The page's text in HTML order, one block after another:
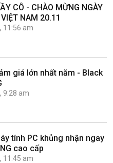
CÔ - CHÀO MỪNG NGÀY
NAM 20.11
11:56 am
giá lớn nhất năm - Black
9:28 am
tính PC khủng nhận ngay
cao cấp
11:45 am